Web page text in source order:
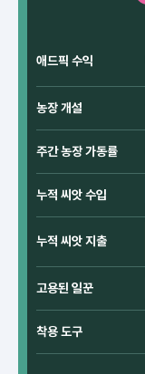
애드픽 수익
농장 개설
주간 농장 가동률
누적 씨앗 수입
누적 씨앗 지출
고용된 일꾼
착용 도구